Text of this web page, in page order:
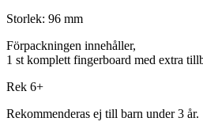
Storlek: 96 mm
Förpackningen innehåller,
1 st komplett fingerboard med extra
Rek 6+
Rekommenderas ej till barn under 3 år.